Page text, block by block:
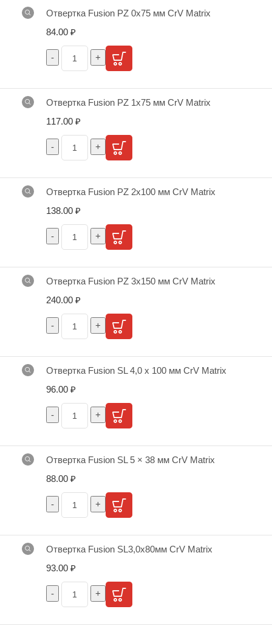
Отвертка Fusion PZ 0х75 мм CrV Matrix
84.00 ₽
Отвертка Fusion PZ 1х75 мм CrV Matrix
117.00 ₽
Отвертка Fusion PZ 2х100 мм CrV Matrix
138.00 ₽
Отвертка Fusion PZ 3х150 мм CrV Matrix
240.00 ₽
Отвертка Fusion SL 4,0 х 100 мм CrV Matrix
96.00 ₽
Отвертка Fusion SL 5 × 38 мм CrV Matrix
88.00 ₽
Отвертка Fusion SL3,0x80мм CrV Matrix
93.00 ₽